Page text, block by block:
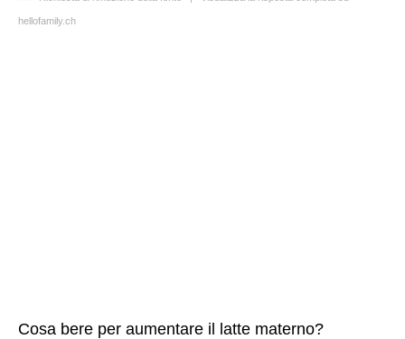
hellofamily.ch
Cosa bere per aumentare il latte materno?